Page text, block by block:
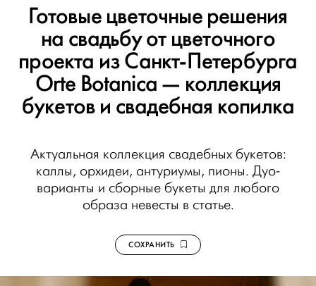
Готовые цветочные решения
на свадьбу от цветочного
проекта из Санкт-Петербурга
Orte Botanica — коллекция
букетов и свадебная копилка
Актуальная коллекция свадебных букетов:
каллы, орхидеи, антуриумы, пионы. Дуо-
варианты и сборные букеты для любого
образа невесты в статье.
СОХРАНИТЬ